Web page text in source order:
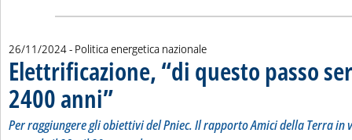
26/11/2024- Politica energetica nazionale
Elettrificazione, “di questo passo
2400 anni”. Sottotitolo: Per raggiungere gli obiettivi del Pniec. Il rapporto
. Pubblicata martedì 26 novembre 2024 alle 17.19.
Per raggiungere gli obiettivi del Pniec. Il rapporto Amici della Terra in